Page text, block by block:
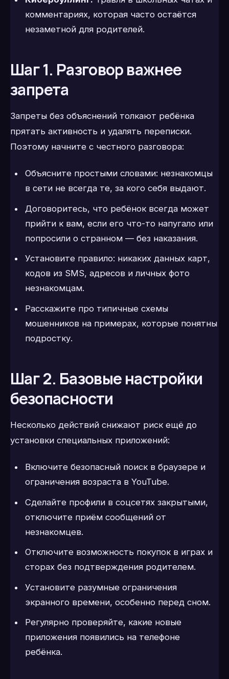
комментариях, которая часто остаётся
незаметной для родителей.
Шаг 1. Разговор важнее
запрета
Запреты без объяснений толкают ребёнка
прятать активность и удалять переписки.
Поэтому начните с честного разговора:
Объясните простыми словами: незнакомцы
в сети не всегда те, за кого себя выдают.
Договоритесь, что ребёнок всегда может
прийти к вам, если его что-то напугало или
попросили о странном — без наказания.
Установите правило: никаких данных карт,
кодов из SMS, адресов и личных фото
незнакомцам.
Расскажите про типичные схемы
мошенников на примерах, которые понятны
подростку.
Шаг 2. Базовые настройки
безопасности
Несколько действий снижают риск ещё до
установки специальных приложений:
Включите безопасный поиск в браузере и
ограничения возраста в YouTube.
Сделайте профили в соцсетях закрытыми,
отключите приём сообщений от
незнакомцев.
Отключите возможность покупок в играх и
сторах без подтверждения родителем.
Установите разумные ограничения
экранного времени, особенно перед сном.
Регулярно проверяйте, какие новые
приложения появились на телефоне
ребёнка.